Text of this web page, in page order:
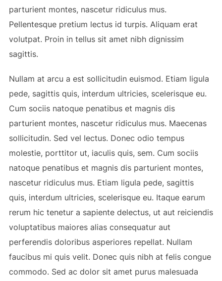
parturient montes, nascetur ridiculus mus.
Pellentesque pretium lectus id turpis. Aliquam erat
volutpat. Proin in tellus sit amet nibh dignissim
sagittis.
Nullam at arcu a est sollicitudin euismod. Etiam ligula
pede, sagittis quis, interdum ultricies, scelerisque eu.
Cum sociis natoque penatibus et magnis dis
parturient montes, nascetur ridiculus mus. Maecenas
sollicitudin. Sed vel lectus. Donec odio tempus
molestie, porttitor ut, iaculis quis, sem. Cum sociis
natoque penatibus et magnis dis parturient montes,
nascetur ridiculus mus. Etiam ligula pede, sagittis
quis, interdum ultricies, scelerisque eu. Itaque earum
rerum hic tenetur a sapiente delectus, ut aut reiciendis
voluptatibus maiores alias consequatur aut
perferendis doloribus asperiores repellat. Nullam
faucibus mi quis velit. Donec quis nibh at felis congue
commodo. Sed ac dolor sit amet purus malesuada